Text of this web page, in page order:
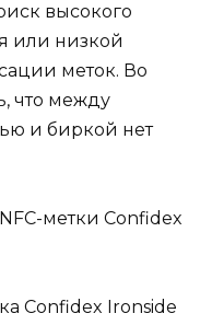
высокого
или низкой
меток. Во
что между
и биркой нет
метки Confidex
Confidex Ironside